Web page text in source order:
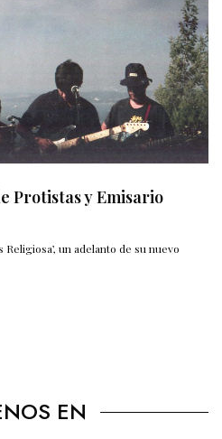
Protistas y Emisario
un adelanto de su nuevo
EN